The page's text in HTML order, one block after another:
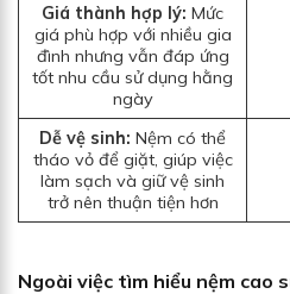
Giá thành hợp lý: Mức
giá phù hợp với nhiều gia
đình nhưng vẫn đáp ứng
tốt nhu cầu sử dụng hằng
ngày
Dễ vệ sinh: Nệm có thể
tháo vỏ để giặt, giúp việc
làm sạch và giữ vệ sinh
trở nên thuận tiện hơn
Ngoài việc tìm hiểu nệm cao